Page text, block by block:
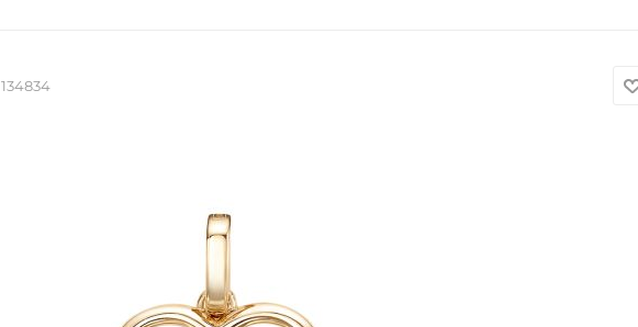
134834